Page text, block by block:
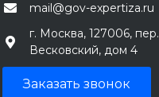
mail@gov-expertiza.ru
г. Москва, 127006, пер.
Весковский, дом 4
Заказать звонок